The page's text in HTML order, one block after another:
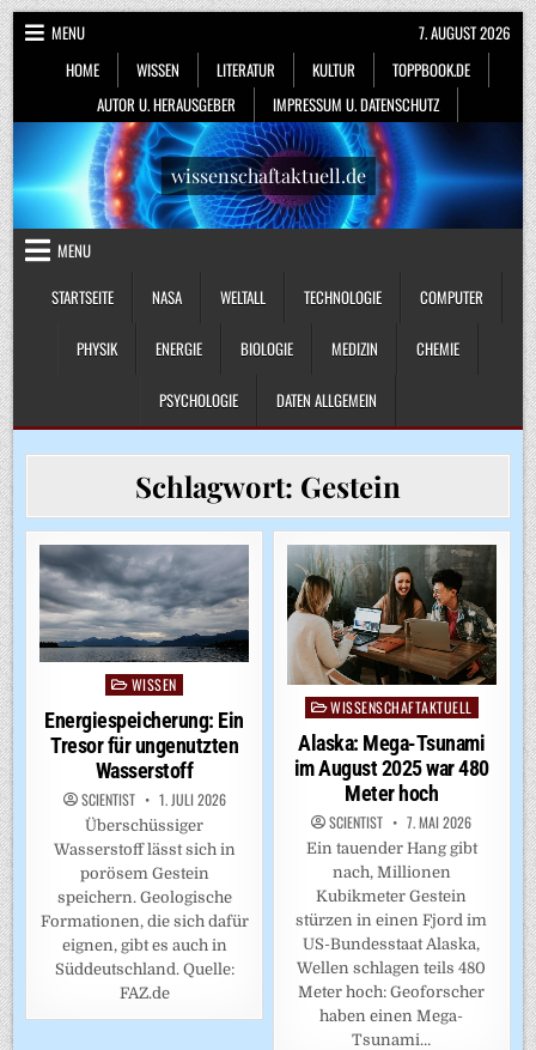
Skip
to
content
MENU
HOME
WISSEN LITERATUR KULTUR
TOPPBOOK.DE
AUTOR U. HERAUSGEBER
IMPRESSUM U. DATENSCHUTZ
7. AUGUST 2026
wissenschaftaktuell.de
MENU
STARTSEITE
NASA WELTALL TECHNOLOGIE COMPUTER
PHYSIK ENERGIE BIOLOGIE MEDIZIN CHEMIE
PSYCHOLOGIE DATEN ALLGEMEIN
Schlagwort: Gestein
PostedWISSEN
Energiespeicherung: Ein
Tresor für ungenutzten
Wasserstoff
SCIENTIST 1. JULI 2026
Überschüssiger
Wasserstoff lässt sich in
porösem Gestein
speichern. Geologische
Formationen, die sich dafür
eignen, gibt es auch in
Süddeutschland. Quelle:
FAZ.de
Posted
in
WISSENSCHAFTAKTUELL
Alaska: Mega-Tsunami
im August 2025 war 480
Meter hoch
SCIENTIST 7. MAI 2026
Ein tauender Hang gibt
nach, Millionen
Kubikmeter Gestein
stürzen in einen Fjord im
US-Bundesstaat Alaska,
Wellen schlagen teils 480
Meter hoch: Geoforscher
haben einen Mega-
Tsunami…